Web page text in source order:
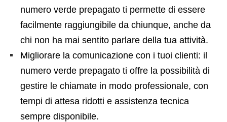
numero verde prepagato ti permette di essere
facilmente raggiungibile da chiunque, anche da
chi non ha mai sentito parlare della tua attività.
Migliorare la comunicazione con i tuoi clienti: il
numero verde prepagato ti offre la possibilità di
gestire le chiamate in modo professionale, con
tempi di attesa ridotti e assistenza tecnica
sempre disponibile.